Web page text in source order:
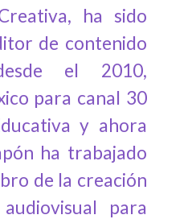
ha sido
de contenido
el 2010,
para canal 30
y ahora
ha trabajado
de la creación
para